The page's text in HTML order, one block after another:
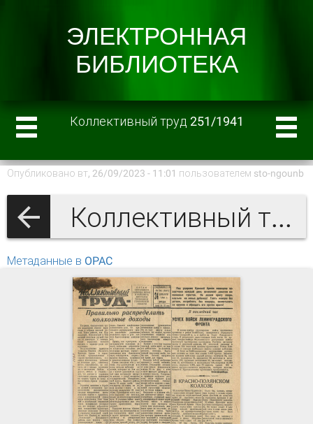
Коллективный труд 251/1941
Опубликовано вт, 26/09/2023 - 11:01 пользователем sto-ngounb
Коллективный труд 1941 г.
Метаданные в OPAC